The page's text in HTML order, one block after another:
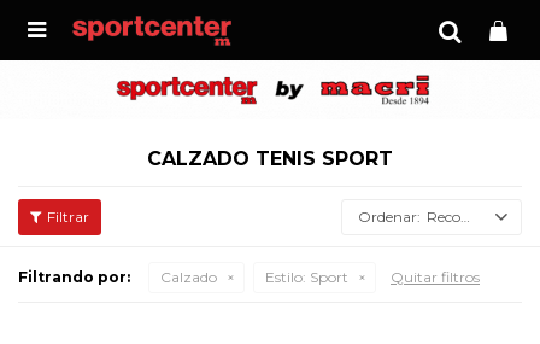

CALZADO TENIS SPORT
Recomendados
Filtrando por: Calzado Estilo: Sport Quitar filtros